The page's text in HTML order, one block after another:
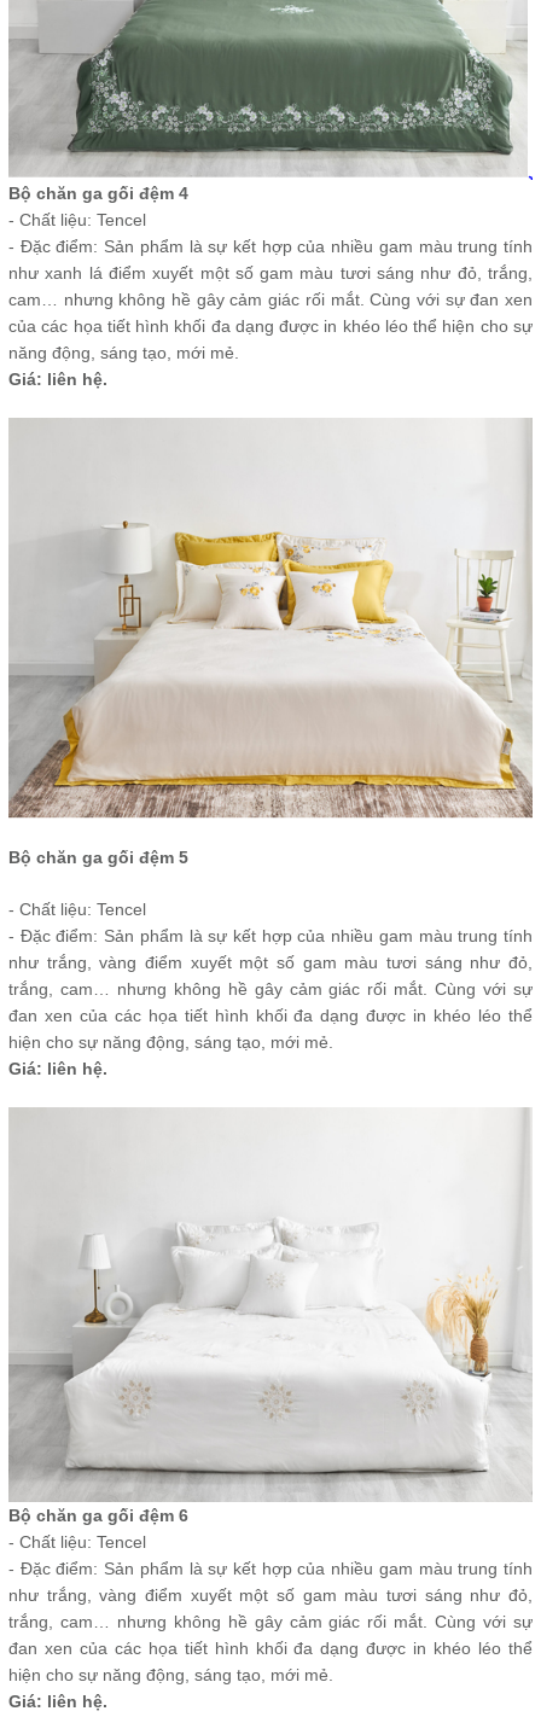
Bộ chăn ga gối đệm 4
- Chất liệu: Tencel
- Đặc điểm: Sản phẩm là sự kết hợp của nhiều gam màu trung tính
như xanh lá điểm xuyết một số gam màu tươi sáng như đỏ, trắng,
cam… nhưng không hề gây cảm giác rối mắt. Cùng với sự đan xen
của các họa tiết hình khối đa dạng được in khéo léo thể hiện cho sự
năng động, sáng tạo, mới mẻ.
Giá: liên hệ.
Bộ chăn ga gối đệm 5
- Chất liệu: Tencel
- Đặc điểm: Sản phẩm là sự kết hợp của nhiều gam màu trung tính
như trắng, vàng điểm xuyết một số gam màu tươi sáng như đỏ,
trắng, cam… nhưng không hề gây cảm giác rối mắt. Cùng với sự
đan xen của các họa tiết hình khối đa dạng được in khéo léo thể
hiện cho sự năng động, sáng tạo, mới mẻ.
Giá: liên hệ.
Bộ chăn ga gối đệm 6
- Chất liệu: Tencel
- Đặc điểm: Sản phẩm là sự kết hợp của nhiều gam màu trung tính
như trắng, vàng điểm xuyết một số gam màu tươi sáng như đỏ,
trắng, cam… nhưng không hề gây cảm giác rối mắt. Cùng với sự
đan xen của các họa tiết hình khối đa dạng được in khéo léo thể
hiện cho sự năng động, sáng tạo, mới mẻ.
Giá: liên hệ.